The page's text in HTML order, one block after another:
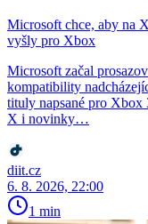
Microsoft chce, aby na
vyšly pro Xbox
Microsoft začal
kompatibility
tituly napsané pro
X i novinky…
diit.cz
6. 8. 2026, 22:00
1 min